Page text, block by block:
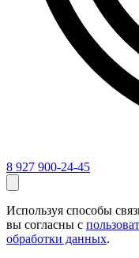
8 927 900-24-45
Используя способы
вы согласны с
обработки данных.